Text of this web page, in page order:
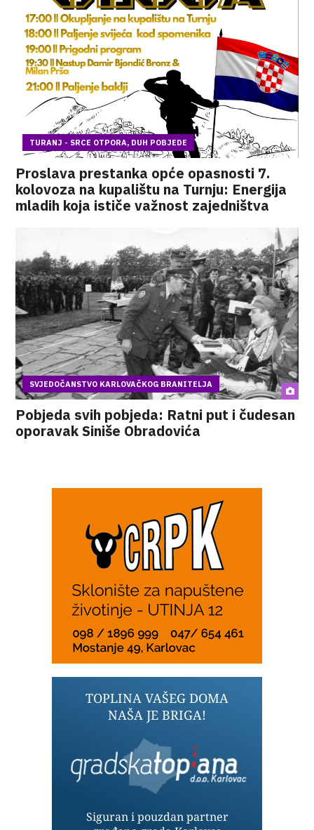
TURANJ - SRCE OTPORA, DUH POBJEDE
Proslava prestanka opće opasnosti 7.
kolovoza na kupalištu na Turnju: Energija
mladih koja ističe važnost zajedništva
SVJEDOČANSTVO KARLOVAČKOG BRANITELJA
Pobjeda svih pobjeda: Ratni put i čudesan
oporavak Siniše Obradovića